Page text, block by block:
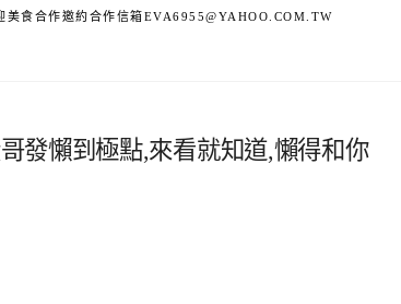
美食合作邀約合作信箱EVA6955@YAHOO.COM.TW
發懶到極點,來看就知道,懶得和你